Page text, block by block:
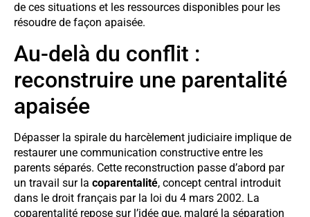
de ces situations et les ressources disponibles pour les
résoudre de façon apaisée.
Au-delà du conflit :
reconstruire une parentalité
apaisée
Dépasser la spirale du harcèlement judiciaire implique de
restaurer une communication constructive entre les
parents séparés. Cette reconstruction passe d’abord par
un travail sur la coparentalité, concept central introduit
dans le droit français par la loi du 4 mars 2002. La
coparentalité repose sur l’idée que, malgré la séparation